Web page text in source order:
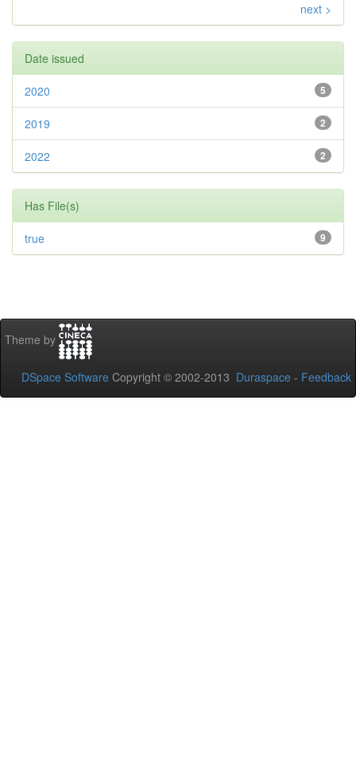
next >
Date issued
5
2020
2
2019
2
2022
Has File(s)
9
true
Theme by
DSpace Software Copyright © 2002-2013 Duraspace - Feedback